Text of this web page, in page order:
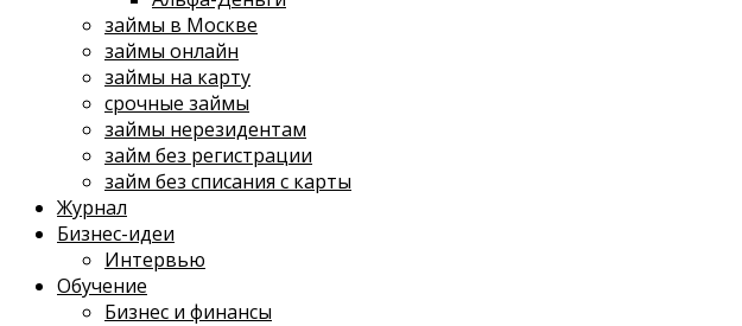
займы в Москве
займы онлайн
займы на карту
срочные займы
займы нерезидентам
займ без регистрации
займ без списания с карты
Журнал
Бизнес-идеи
Интервью
Обучение
Бизнес и финансы